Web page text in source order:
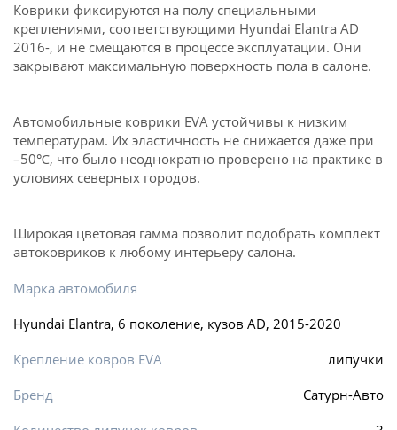
Коврики фиксируются на полу специальными
креплениями, соответствующими Hyundai Elantra AD
2016-, и не смещаются в процессе эксплуатации. Они
закрывают максимальную поверхность пола в салоне.
Автомобильные коврики EVA устойчивы к низким
температурам. Их эластичность не снижается даже при
–50℃, что было неоднократно проверено на практике в
условиях северных городов.
Широкая цветовая гамма позволит подобрать комплект
автоковриков к любому интерьеру салона.
Марка автомобиля
Hyundai Elantra, 6 поколение, кузов AD, 2015-2020
Крепление ковров EVA
липучки
Бренд
Сатурн-Авто